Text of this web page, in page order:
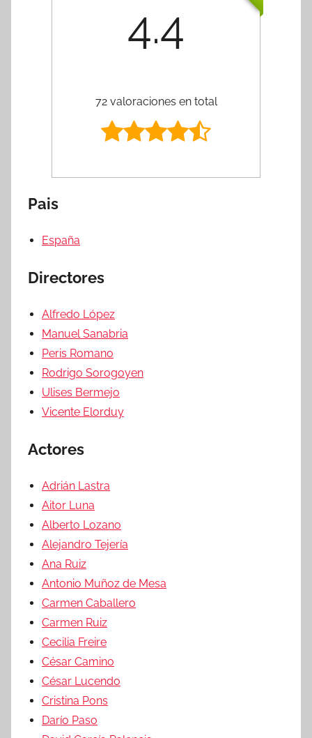
4.4
72 valoraciones en total
Pais
España
Directores
Alfredo López
Manuel Sanabria
Peris Romano
Rodrigo Sorogoyen
Ulises Bermejo
Vicente Elorduy
Actores
Adrián Lastra
Aitor Luna
Alberto Lozano
Alejandro Tejería
Ana Ruiz
Antonio Muñoz de Mesa
Carmen Caballero
Carmen Ruiz
Cecilia Freire
César Camino
César Lucendo
Cristina Pons
Darío Paso